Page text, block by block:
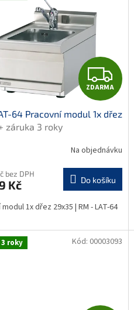
Z
D
A
R
M
A
ZDARMA
64 Pracovní modul 1x dřez
záruka 3 roky
Na objednávku
bez DPH
Kč Do košíku
1x dřez 29x35 | RM - LAT-64
roky Kód: 00003093